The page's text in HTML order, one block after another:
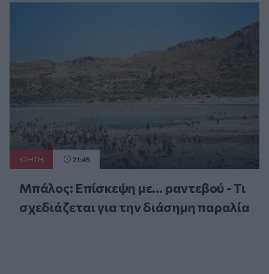
ΚΡΗΤΗ 21:45
Μπάλος: Επίσκεψη με… ραντεβού - Τι
σχεδιάζεται για την διάσημη παραλία